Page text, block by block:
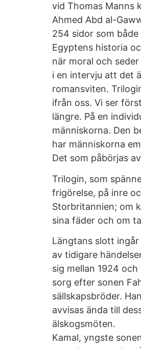
vid Thomas Manns
Ahmed Abd al-
254 sidor som
Egyptens historia
när moral och
i en intervju att det
romansviten.
ifrån oss. Vi ser
längre. På en
människorna. Den
har människorna
Det som påbörjas
Trilogin, som
frigörelse, på inre
Storbritannien; om
sina fäder och om
Längtans slott
av tidigare
sig mellan 1924
sorg efter sonen
sällskapsbröder.
avvisas ända till
älskogsmöten.
Kamal, yngste